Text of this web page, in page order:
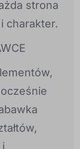
strona
charakter.
i